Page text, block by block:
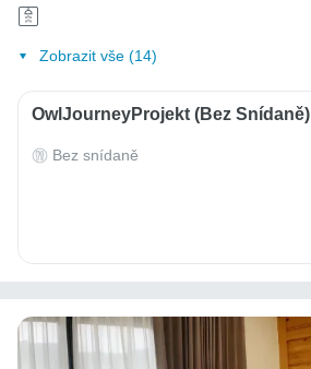
Zobrazit vše (14)
OwlJourneyProjekt (bez Snídaně)
Bez snídaně